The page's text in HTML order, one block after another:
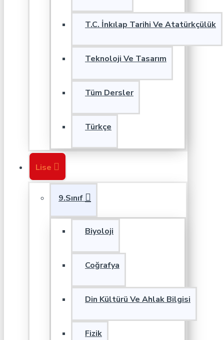
T.C. İnkılap Tarihi Ve Atatürkçülük
Teknoloji Ve Tasarım
Tüm Dersler
Türkçe
Lise
9.Sınıf
Biyoloji
Coğrafya
Din Kültürü Ve Ahlak Bilgisi
Fizik